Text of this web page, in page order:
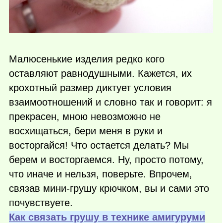
Малюсенькие изделия редко кого
оставляют равнодушными. Кажется, их
крохотный размер диктует условия
взаимоотношений и словно так и говорит: я
прекрасен, мною невозможно не
восхищаться, бери меня в руки и
восторгайся! Что остается делать? Мы
берем и восторгаемся. Ну, просто потому,
что иначе и нельзя, поверьте. Впрочем,
связав мини-грушу крючком, вы и сами это
почувствуете.
Как связать грушу в технике амигуруми